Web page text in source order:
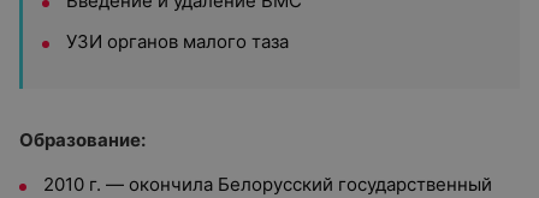
УЗИ органов малого таза
Образование:
2010 г. — окончила Белорусский государственный